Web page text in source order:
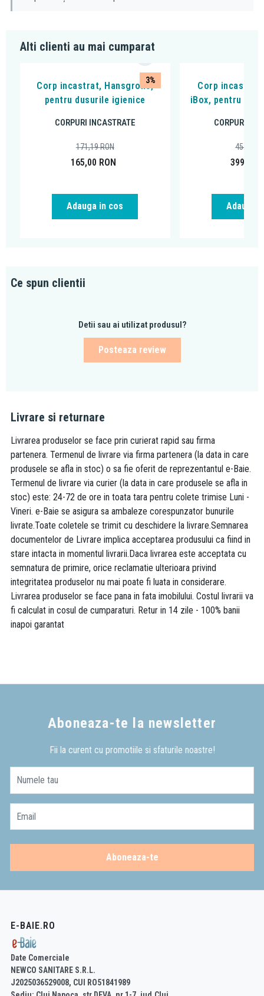
Alti clienti au mai cumparat
3%
Corp incastrat, Hansgrohe,
pentru dusurile igienice
CORPURI INCASTRATE
165,00 RON
171,19RON
Adauga in cos
Corp incastrat
iBox, pentru
CORPURI
399,00
457,66
Adauga
Ce spun clientii
Detii sau ai utilizat produsul?
Posteaza review
Livrare si returnare
Livrarea produselor se face prin curierat rapid sau firma
partenera. Termenul de livrare via firma partenera (la data in care
produsele se afla in stoc) o sa fie oferit de reprezentantul e-Baie.
Termenul de livrare via curier (la data in care produsele se afla in
stoc) este: 24-72 de ore in toata tara pentru colete trimise Luni -
Vineri. e-Baie se asigura sa ambaleze corespunzator bunurile
livrate.Toate coletele se trimit cu deschidere la livrare.Semnarea
documentelor de Livrare implica acceptarea produsului ca fiind in
stare intacta in momentul livrarii.Daca livrarea este acceptata cu
semnatura de primire, orice reclamatie ulterioara privind
integritatea produselor nu mai poate fi luata in considerare.
Livrarea produselor se face pana in fata imobilului. Costul livrarii va
fi calculat in cosul de cumparaturi. Retur in 14 zile - 100% banii
inapoi garantat
Aboneaza-te la newsletter
Fii la curent cu promotiile si sfaturile noastre!
Numele tau
Email
Aboneaza-te
E-BAIE.RO
Date Comerciale
NEWCO SANITARE S.R.L.
J2025036529008, CUI RO51841989